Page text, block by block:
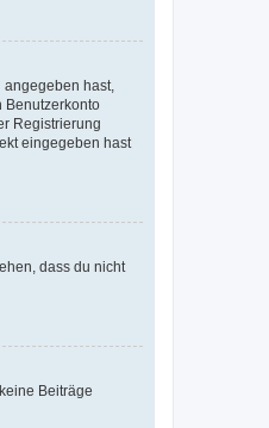
hast,
Benutzerkonto
Registrierung
eingegeben hast
dass du nicht
Beiträge